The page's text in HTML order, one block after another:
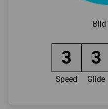
Bild
3 3
Speed Glide